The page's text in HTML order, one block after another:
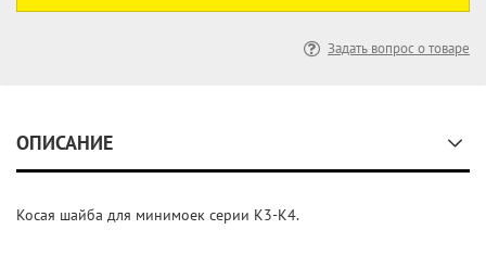
Задать вопрос о товаре
ОПИСАНИЕ
Косая шайба для минимоек серии K3-K4.